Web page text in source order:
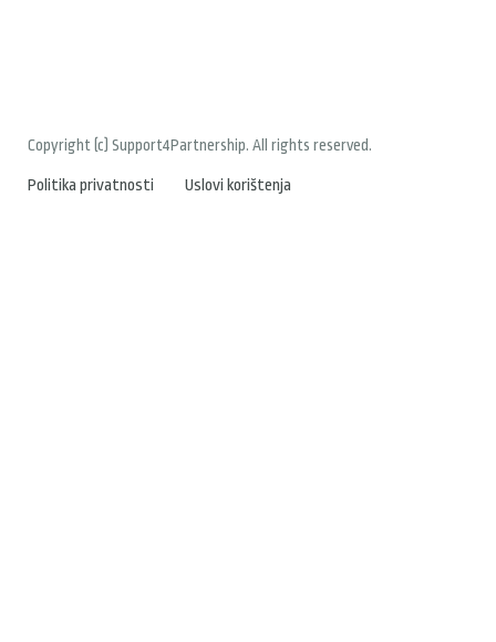
Copyright (c) Support4Partnership. All rights reserved.
Politika privatnosti Uslovi korištenja